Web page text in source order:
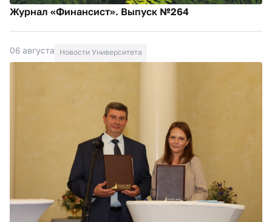
Журнал «Финансист». Выпуск №264
06 августа Новости Университета